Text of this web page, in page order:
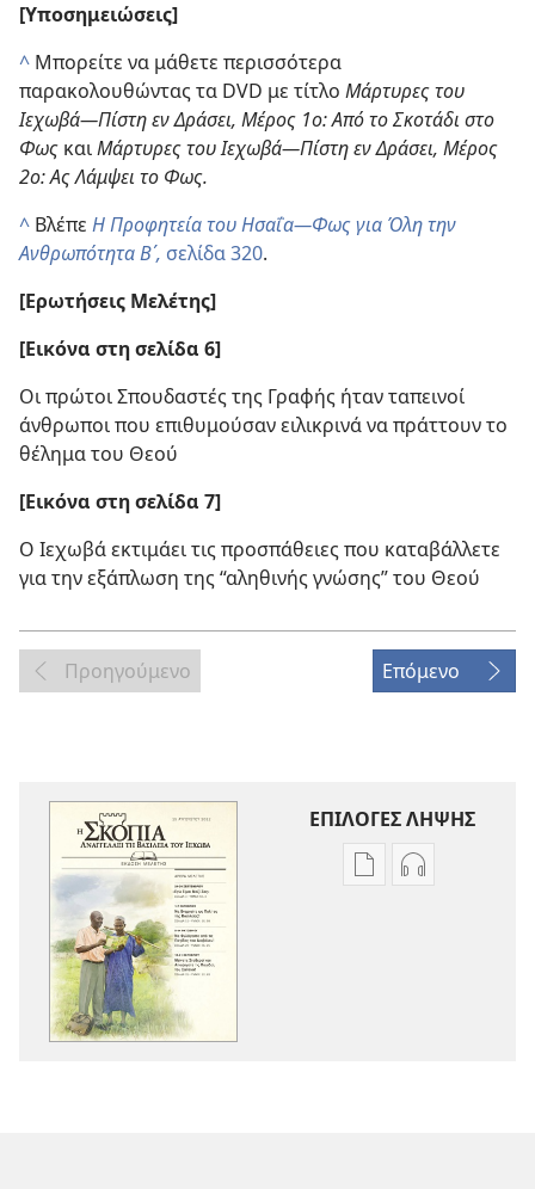
[Υποσημειώσεις]
^ Μπορείτε να μάθετε περισσότερα
παρακολουθώντας τα DVD με τίτλο Μάρτυρες του
Ιεχωβά​—Πίστη εν Δράσει, Μέρος 1ο: Από το Σκοτάδι στο
Φως καιΜάρτυρες του Ιεχωβά​—Πίστη εν Δράσει, Μέρος
2ο: Ας Λάμψει το Φως.
^ Βλέπε Η Προφητεία του Ησαΐα​—Φως για Όλη την
Ανθρωπότητα Β΄, σελίδα 320.
[Ερωτήσεις Μελέτης]
[Εικόνα στη σελίδα 6]
Οι πρώτοι Σπουδαστές της Γραφής ήταν ταπεινοί
άνθρωποι που επιθυμούσαν ειλικρινά να πράττουν το
θέλημα του Θεού
[Εικόνα στη σελίδα 7]
Ο Ιεχωβά εκτιμάει τις προσπάθειες που καταβάλλετε
για την εξάπλωση της “αληθινής γνώσης” του Θεού
Προηγούμενο Επόμενο
ΕΠΙΛΟΓΕΣ ΛΗΨΗΣ
ΕπιλογέςΕπιλογές